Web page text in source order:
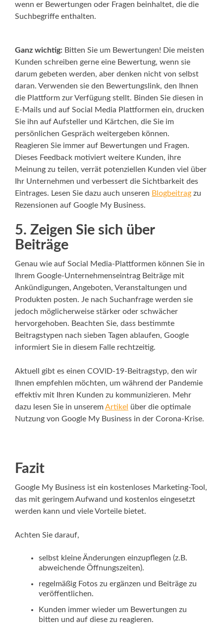
wenn er Bewertungen oder Fragen beinhaltet, die die
Suchbegriffe enthalten.
Ganz wichtig: Bitten Sie um Bewertungen! Die meisten
Kunden schreiben gerne eine Bewertung, wenn sie
darum gebeten werden, aber denken nicht von selbst
daran. Verwenden sie den Bewertungslink, den Ihnen
die Plattform zur Verfügung stellt. Binden Sie diesen in
E-Mails und auf Social Media Plattformen ein, drucken
Sie ihn auf Aufsteller und Kärtchen, die Sie im
persönlichen Gespräch weitergeben können.
Reagieren Sie immer auf Bewertungen und Fragen.
Dieses Feedback motiviert weitere Kunden, ihre
Meinung zu teilen, verrät potenziellen Kunden viel über
Ihr Unternehmen und verbessert die Sichtbarkeit des
Eintrages. Lesen Sie dazu auch unseren Blogbeitrag zu
Rezensionen auf Google My Business.
5. Zeigen Sie sich über
Beiträge
Genau wie auf Social Media-Plattformen können Sie in
Ihrem Google-Unternehmenseintrag Beiträge mit
Ankündigungen, Angeboten, Veranstaltungen und
Produkten posten. Je nach Suchanfrage werden sie
jedoch möglicherweise stärker oder schwächer
hervorgehoben. Beachten Sie, dass bestimmte
Beitragstypen nach sieben Tagen ablaufen, Google
informiert Sie in diesem Falle rechtzeitig.
Aktuell gibt es einen COVID-19-Beitragstyp, den wir
Ihnen empfehlen möchten, um während der Pandemie
effektiv mit Ihren Kunden zu kommunizieren. Mehr
dazu lesen Sie in unseremArtikel über die optimale
Nutzung von Google My Business in der Corona-Krise.
Fazit
Google My Business ist ein kostenloses Marketing-Tool,
das mit geringem Aufwand und kostenlos eingesetzt
werden kann und viele Vorteile bietet.
Achten Sie darauf,
selbst kleine Änderungen einzupflegen (z.B.
abweichende Öffnungszeiten).
regelmäßig Fotos zu ergänzen und Beiträge zu
veröffentlichen.
Kunden immer wieder um Bewertungen zu
bitten und auf diese zu reagieren.